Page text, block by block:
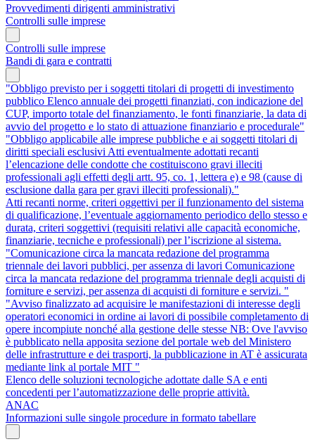
Provvedimenti dirigenti amministrativi
Controlli sulle imprese
Controlli sulle imprese
Bandi di gara e contratti
"Obbligo previsto per i soggetti titolari di progetti di investimento
pubblico Elenco annuale dei progetti finanziati, con indicazione del
CUP, importo totale del finanziamento, le fonti finanziarie, la data di
avvio del progetto e lo stato di attuazione finanziario e procedurale"
"Obbligo applicabile alle imprese pubbliche e ai soggetti titolari di
diritti speciali esclusivi Atti eventualmente adottati recanti
l’elencazione delle condotte che costituiscono gravi illeciti
professionali agli effetti degli artt. 95, co. 1, lettera e) e 98 (cause di
esclusione dalla gara per gravi illeciti professionali)."
Atti recanti norme, criteri oggettivi per il funzionamento del sistema
di qualificazione, l’eventuale aggiornamento periodico dello stesso e
durata, criteri soggettivi (requisiti relativi alle capacità economiche,
finanziarie, tecniche e professionali) per l’iscrizione al sistema.
"Comunicazione circa la mancata redazione del programma
triennale dei lavori pubblici, per assenza di lavori Comunicazione
circa la mancata redazione del programma triennale degli acquisti di
forniture e servizi, per assenza di acquisti di forniture e servizi. "
"Avviso finalizzato ad acquisire le manifestazioni di interesse degli
operatori economici in ordine ai lavori di possibile completamento di
opere incompiute nonché alla gestione delle stesse NB: Ove l'avviso
è pubblicato nella apposita sezione del portale web del Ministero
delle infrastrutture e dei trasporti, la pubblicazione in AT è assicurata
mediante link al portale MIT "
Elenco delle soluzioni tecnologiche adottate dalle SA e enti
concedenti per l’automatizzazione delle proprie attività.
ANAC
Informazioni sulle singole procedure in formato tabellare